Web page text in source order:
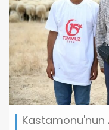
Kastamonu'nun